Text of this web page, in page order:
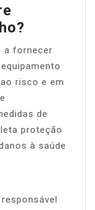
a fornecer
risco e em
de
proteção
à saúde